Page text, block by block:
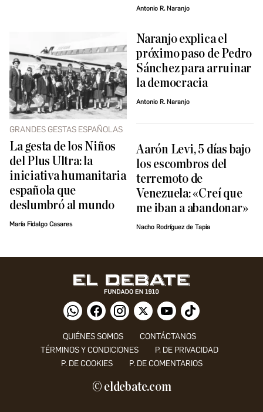
Antonio R. Naranjo
GRANDES GESTAS ESPAÑOLAS
La gesta de los Niños
del Plus Ultra: la
iniciativa humanitaria
española que
deslumbró al mundo
María Fidalgo Casares
Naranjo explica el
próximo paso de Pedro
Sánchez para arruinar
la democracia
Antonio R. Naranjo
Aarón Levi, 5 días bajo
los escombros del
terremoto de
Venezuela: «Creí que
me iban a abandonar»
Nacho Rodríguez de Tapia
QUIÉNES SOMOS
CONTÁCTANOS
TÉRMINOS Y CONDICIONES
P. DE PRIVACIDAD
P. DE COOKIES
P. DE COMENTARIOS
© eldebate.com